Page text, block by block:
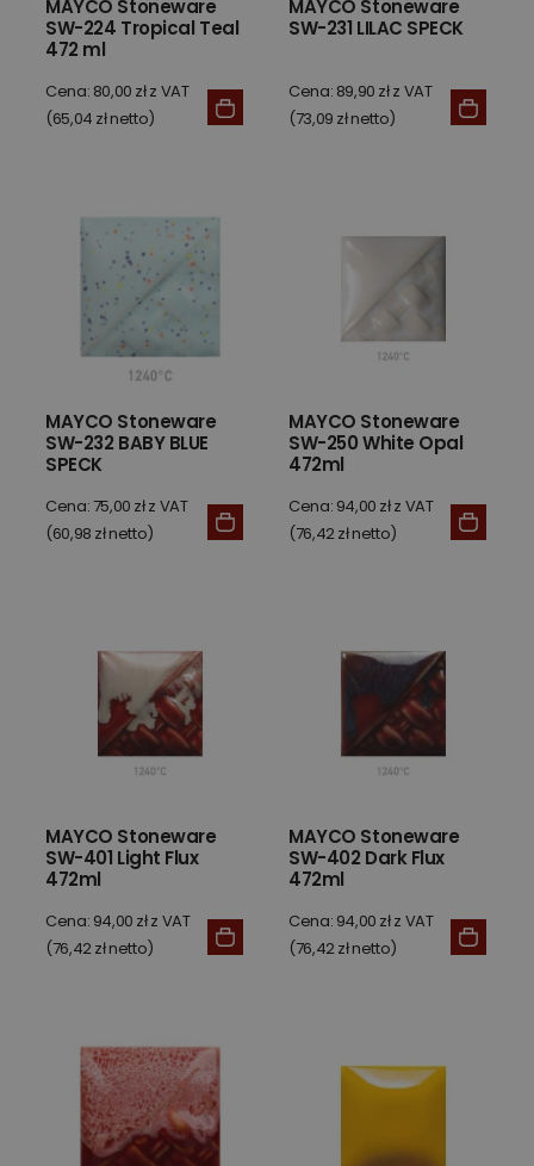
MAYCO Stoneware
SW-224 Tropical Teal
472 ml
Cena: 80,00 zł z VAT
(65,04 zł netto)
MAYCO Stoneware
SW-231 LILAC SPECK
Cena: 89,90 zł z VAT
(73,09 zł netto)
MAYCO Stoneware
SW-232 BABY BLUE
SPECK
Cena: 75,00 zł z VAT
(60,98 zł netto)
MAYCO Stoneware
SW-250 White Opal
472ml
Cena: 94,00 zł z VAT
(76,42 zł netto)
MAYCO Stoneware
SW-401 Light Flux
472ml
Cena: 94,00 zł z VAT
(76,42 zł netto)
MAYCO Stoneware
SW-402 Dark Flux
472ml
Cena: 94,00 zł z VAT
(76,42 zł netto)